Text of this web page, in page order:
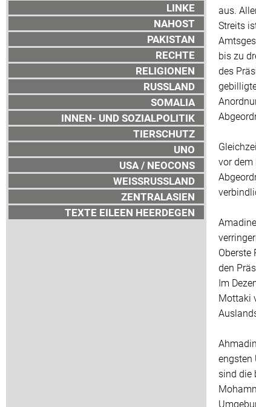
LINKE
NAHOST
PAKISTAN
RECHTE
RELIGIONEN
RUSSLAND
SOMALIA
INNEN- UND SOZIALPOLITIK
TIERSCHUTZ
UNO
USA / NEOCONS
WEISSRUSSLAND
ZENTRALASIEN
TEXTE EILEEN HEERDEGEN
aus.
Streits
bis zu
des
vor dem
Oberste
den
Im
Mottaki
engsten
sind die